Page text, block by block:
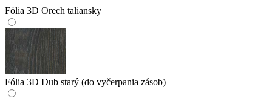
Fólia 3D Orech taliansky
Fólia 3D Dub starý (do vyčerpania zásob)